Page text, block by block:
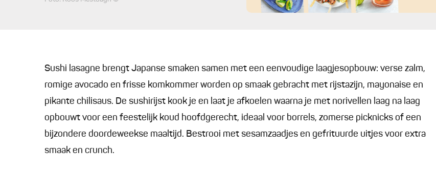
Sushi lasagne brengt Japanse smaken samen met een eenvoudige laagjesopbouw: verse zalm,
romige avocado en frisse komkommer worden op smaak gebracht met rijstazijn, mayonaise en
pikante chilisaus. De sushirijst kook je en laat je afkoelen waarna je met norivellen laag na laag
opbouwt voor een feestelijk koud hoofdgerecht, ideaal voor borrels, zomerse picknicks of een
bijzondere doordeweekse maaltijd. Bestrooi met sesamzaadjes en gefrituurde uitjes voor extra
smaak en crunch.